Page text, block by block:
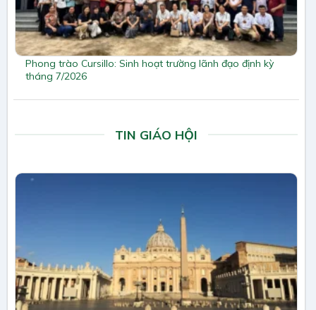
Phong trào Cursillo: Sinh hoạt trường lãnh đạo định kỳ
tháng 7/2026
TIN GIÁO HỘI